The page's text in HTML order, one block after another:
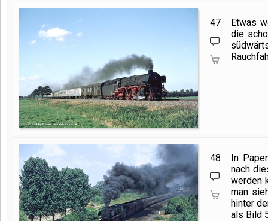
47
Etwas
die
48
In
nach
werden
man
hinter
als Bild